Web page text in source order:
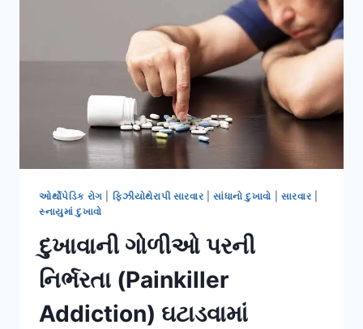
એક્સરસાઇઝ.
ઓર્થોપેડિક રોગ ફિઝીયોથેરાપી સારવાર સાંધાનો દુખાવો સારવાર
સ્નાયુમાં દુખાવો
દુખાવાની ગોળીઓ પરની
નિર્ભરતા (Painkiller
Addiction) ઘટાડવામાં